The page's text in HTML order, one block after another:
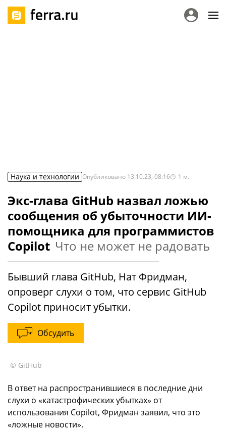
Наука и технологии Опубликовано 13.10.23, 08:16 1 м.
Экс-глава GitHub назвал ложью
сообщения об убыточности ИИ-
помощника для программистов
Copilot Что не может не радовать
Бывший глава GitHub, Нат Фридман,
опроверг слухи о том, что сервис GitHub
Copilot приносит убытки.
Обсудить
© GitHub
В ответ на распространившиеся в последние дни
слухи о «катастрофических убытках» от
использования Copilot, Фридман заявил, что это
«ложные новости».